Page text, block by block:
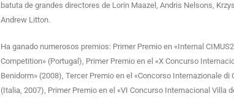
batuta de grandes directores de Lorin Maazel, Andris Nelsons,
Andrew Litton.
Ha ganado numerosos premios: Primer Premio en «Internal
Competition» (Portugal), Primer Premio en el «X Concurso
Benidorm» (2008), Tercer Premio en el «Concorso Internazionale di
(Italia, 2007), Primer Premio en el «VI Concurso Internacional Villa